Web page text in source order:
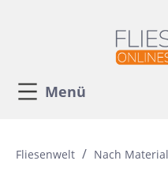
Menü
Fliesenwelt / Nach